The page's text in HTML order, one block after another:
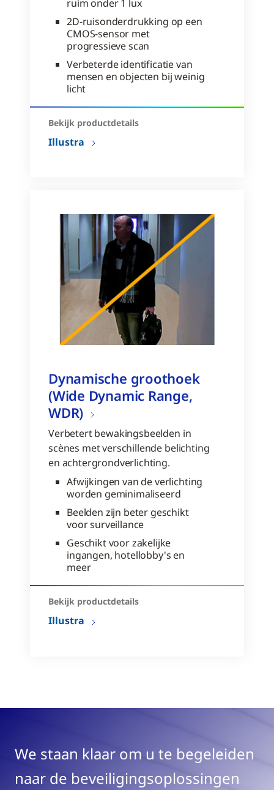
ruim onder 1 lux
2D-ruisonderdrukking op een
CMOS-sensor met
progressieve scan
Verbeterde identificatie van
mensen en objecten bij weinig
licht
Bekijk productdetails
Illustra
Dynamische groothoek
(Wide Dynamic Range,
WDR)
Verbetert bewakingsbeelden in
scènes met verschillende belichting
en achtergrondverlichting.
Afwijkingen van de verlichting
worden geminimaliseerd
Beelden zijn beter geschikt
voor surveillance
Geschikt voor zakelijke
ingangen, hotellobby's en
meer
Bekijk productdetails
Illustra
We staan klaar om u te begeleiden
naar de beveiligingsoplossingen